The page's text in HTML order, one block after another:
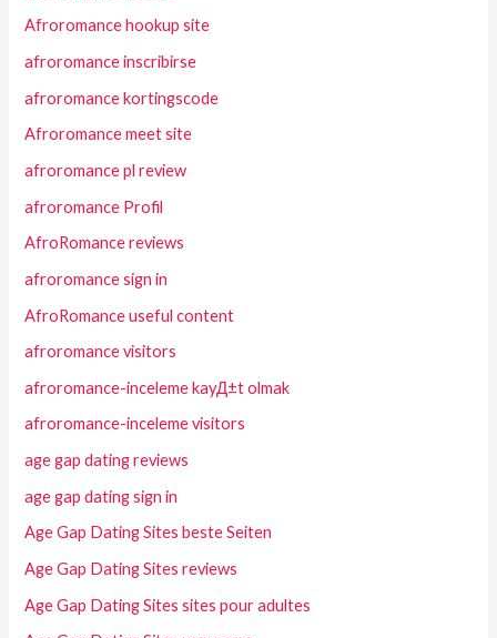
Afroromance hookup site
afroromance inscribirse
afroromance kortingscode
Afroromance meet site
afroromance pl review
afroromance Profil
AfroRomance reviews
afroromance sign in
AfroRomance useful content
afroromance visitors
afroromance-inceleme kayД±t olmak
afroromance-inceleme visitors
age gap dating reviews
age gap dating sign in
Age Gap Dating Sites beste Seiten
Age Gap Dating Sites reviews
Age Gap Dating Sites sites pour adultes